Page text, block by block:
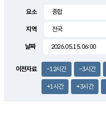
1.4m/s
요소
지역
날짜
이전자료 -12시간 -3시간
+1시간 +3시간